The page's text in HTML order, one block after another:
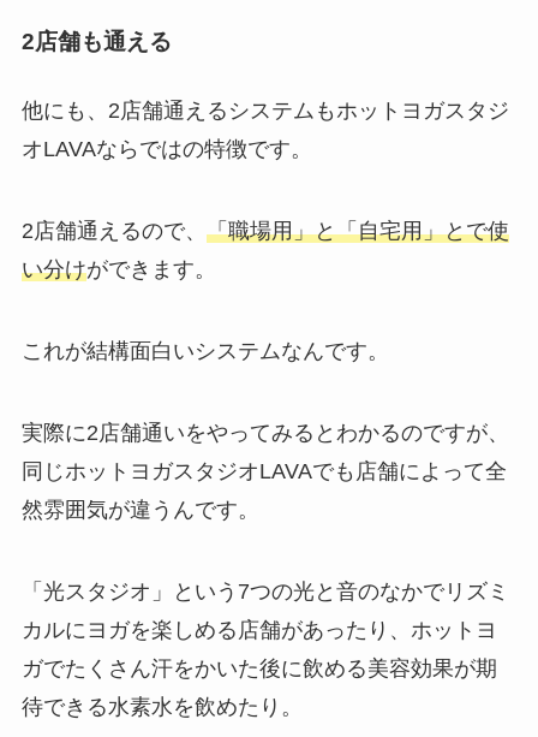
2店舗も通える
他にも、2店舗通えるシステムもホットヨガスタジ
オLAVAならではの特徴です。
2店舗通えるので、 「職場用」と「自宅用」とで使
い分けができます。
これが結構面白いシステムなんです。
実際に2店舗通いをやってみるとわかるのですが、
同じホットヨガスタジオLAVAでも店舗によって全
然雰囲気が違うんです。
「光スタジオ」
という7つの光と音のなかでリズミ
カルにヨガを楽しめる店舗があったり、ホットヨ
ガでたくさん汗をかいた後に飲める美容効果が期
待できる水素水を飲めたり。